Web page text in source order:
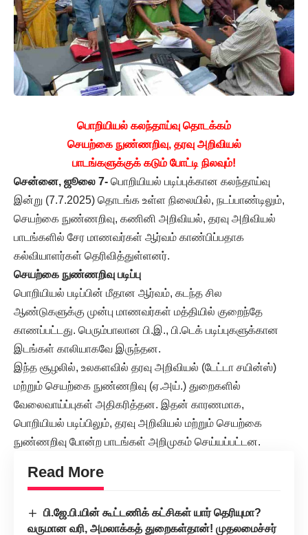
பொறியியல் கலந்தாய்வு தொடக்கம்
செயற்கை நுண்ணறிவு, தரவு அறிவியல்
பாடங்களுக்குக் கடும் போட்டி நிலவும்!
சென்னை, ஜூலை 7- பொறியியல் படிப்புக்கான கலந்தாய்வு
இன்று (7.7.2025) தொடங்க உள்ள நிலையில், நடப்பாண்டிலும்,
செயற்கை நுண்ணறிவு, கணினி அறிவியல், தரவு அறிவியல்
பாடங்களில் சேர மாணவர்கள் ஆர்வம் காண்பிப்பதாக
கல்வியாளர்கள் தெரிவித்துள்ளனர்.
செயற்கை நுண்ணறிவு படிப்பு
பொறியியல் படிப்பின் மீதான ஆர்வம், கடந்த சில
ஆண்டுகளுக்கு முன்பு மாணவர்கள் மத்தியில் குறைந்தே
காணப்பட்டது. பெரும்பாலான பி.இ., பி.டெக் படிப்புகளுக்கான
இடங்கள் காலியாகவே இருந்தன.
இந்த சூழலில், உலகளவில் தரவு அறிவியல் (டேட்டா சயின்ஸ்)
மற்றும் செயற்கை நுண்ணறிவு (ஏ.அய்.) துறைகளில்
வேலைவாய்ப்புகள் அதிகரித்தன. இதன் காரணமாக,
பொறியியல் படிப்பிலும், தரவு அறிவியல் மற்றும் செயற்கை
நுண்ணறிவு போன்ற பாடங்கள் அறிமுகம் செய்யப்பட்டன.
Read More
பி.ஜே.பி.யின் கூட்டணிக் கட்சிகள் யார் தெரியுமா?
வருமான வரி, அமலாக்கத் துறைகள்தான்! முதலமைச்சர்